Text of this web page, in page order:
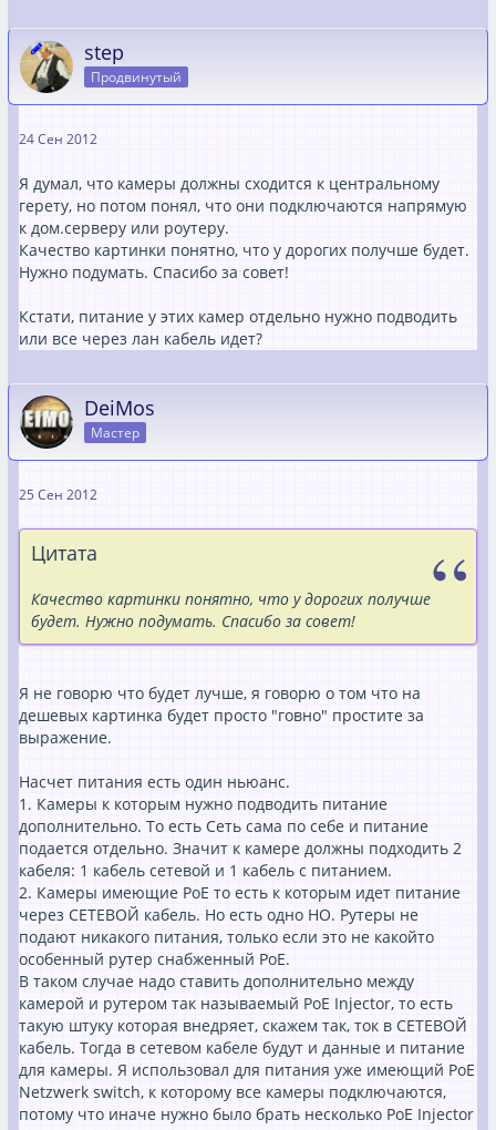
step
Продвинутый
24 Сен 2012
Я думал, что камеры должны сходится к центральному
герету, но потом понял, что они подключаются напрямую
к дом.серверу или роутеру.
Качество картинки понятно, что у дорогих получше будет.
Нужно подумать. Спасибо за совет!
Кстати, питание у этих камер отдельно нужно подводить
или все через лан кабель идет?
DeiMos
Мастер
25 Сен 2012
Цитата
Качество картинки понятно, что у дорогих получше
будет. Нужно подумать. Спасибо за совет!
Я не говорю что будет лучше, я говорю о том что на
дешевых картинка будет просто "говно" простите за
выражение.
Насчет питания есть один ньюанс.
1. Камеры к которым нужно подводить питание
дополнительно. То есть Сеть сама по себе и питание
подается отдельно. Значит к камере должны подходить 2
кабеля: 1 кабель сетевой и 1 кабель с питанием.
2. Камеры имеющие PoE то есть к которым идет питание
через СЕТЕВОЙ кабель. Но есть одно НО. Рутеры не
подают никакого питания, только если это не какойто
особенный рутер снабженный PoE.
В таком случае надо ставить дополнительно между
камерой и рутером так называемый PoE Injector, то есть
такую штуку которая внедряет, скажем так, ток в СЕТЕВОЙ
кабель. Тогда в сетевом кабеле будут и данные и питание
для камеры. Я использовал для питания уже имеющий PoE
Netzwerk switch, к которому все камеры подключаются,
потому что иначе нужно было брать несколько PoE Injector